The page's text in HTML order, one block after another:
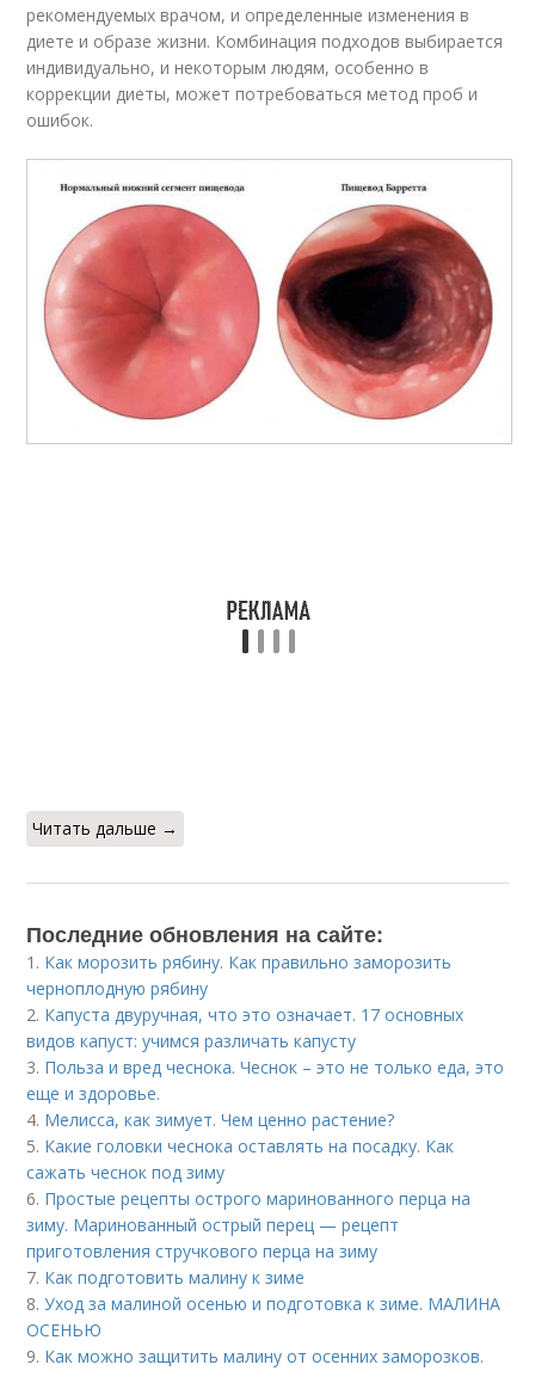
рекомендуемых врачом, и определенные изменения в
диете и образе жизни. Комбинация подходов выбирается
индивидуально, и некоторым людям, особенно в
коррекции диеты, может потребоваться метод проб и
ошибок.
Читать дальше →
Последние обновления на сайте:
1. Как морозить рябину. Как правильно заморозить
черноплодную рябину
2. Капуста двуручная, что это означает. 17 основных
видов капуст: учимся различать капусту
3. Польза и вред чеснока. Чеснок – это не только еда, это
еще и здоровье.
4. Мелисса, как зимует. Чем ценно растение?
5. Какие головки чеснока оставлять на посадку. Как
сажать чеснок под зиму
6. Простые рецепты острого маринованного перца на
зиму. Маринованный острый перец — рецепт
приготовления стручкового перца на зиму
7. Как подготовить малину к зиме
8.Уход за малиной осенью и подготовка к зиме. МАЛИНА
ОСЕНЬЮ
9. Как можно защитить малину от осенних заморозков.